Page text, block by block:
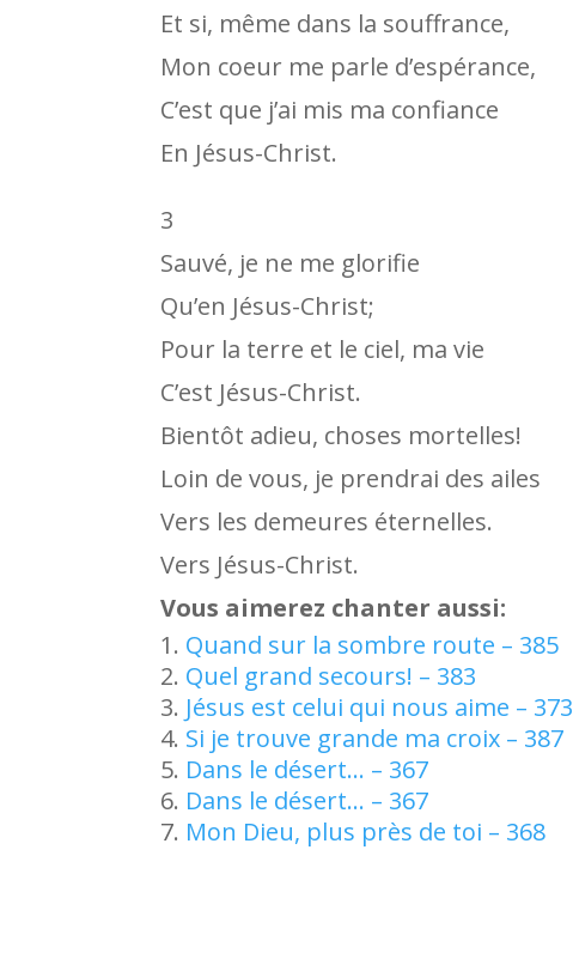
Et si, même dans la souffrance,
Mon coeur me parle d’espérance,
C’est que j’ai mis ma confiance
En Jésus-Christ.
3
Sauvé, je ne me glorifie
Qu’en Jésus-Christ;
Pour la terre et le ciel, ma vie
C’est Jésus-Christ.
Bientôt adieu, choses mortelles!
Loin de vous, je prendrai des ailes
Vers les demeures éternelles.
Vers Jésus-Christ.
Vous aimerez chanter aussi:
Quand sur la sombre route – 385
Quel grand secours! – 383
Jésus est celui qui nous aime – 373
Si je trouve grande ma croix – 387
Dans le désert… – 367
Dans le désert… – 367
Mon Dieu, plus près de toi – 368